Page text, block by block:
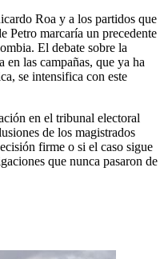
Roa y a los partidos que
Petro marcaría un precedente
El debate sobre la
las campañas, que ya ha
se intensifica con este
en el tribunal electoral
de los magistrados
firme o si el caso sigue
que nunca pasaron de